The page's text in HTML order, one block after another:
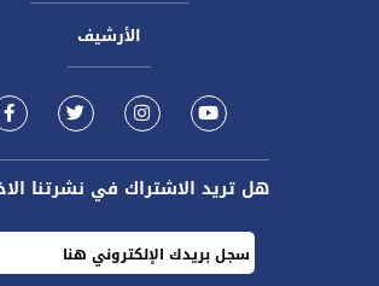
الأرشيف
هل تريد الاشتراك في نشرتنا